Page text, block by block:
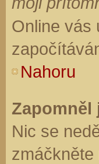
Online vás
Nahoru
Zapomněl
Nic se